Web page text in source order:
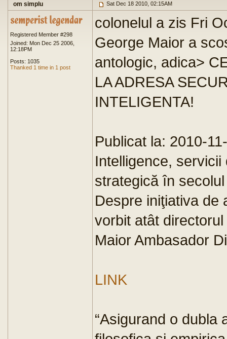
om simplu
Sat Dec 18 2010, 02:15AM
Registered Member #298
Joined: Mon Dec 25 2006,
12:18PM
Posts: 1035
Thanked 1 time in 1 post
colonelul a zis Fri
George Maior a
antologic, adica>
LA ADRESA
INTELIGENTA!
Publicat la: 2010-
Intelligence,
strategică în
Despre iniţiativa de
vorbit atât
Maior Ambasador
LINK
“Asigurand o dubla